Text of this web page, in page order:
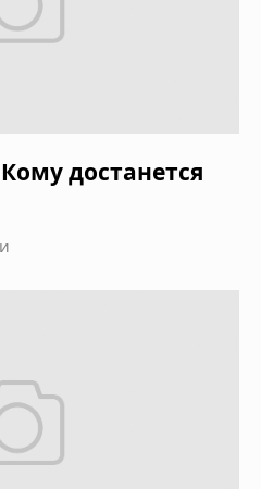
достанется